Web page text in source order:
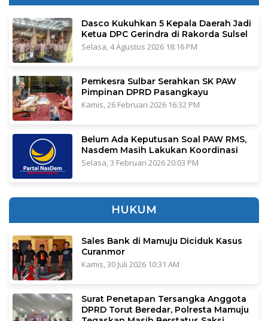
Dasco Kukuhkan 5 Kepala Daerah Jadi
Ketua DPC Gerindra di Rakorda Sulsel
Selasa, 4 Agustus 2026 18:16 PM
Pemkesra Sulbar Serahkan SK PAW
Pimpinan DPRD Pasangkayu
Kamis, 26 Februari 2026 16:32 PM
Belum Ada Keputusan Soal PAW RMS,
Nasdem Masih Lakukan Koordinasi
Selasa, 3 Februari 2026 20:03 PM
HUKUM
Sales Bank di Mamuju Diciduk Kasus
Curanmor
Kamis, 30 Juli 2026 10:31 AM
Surat Penetapan Tersangka Anggota
DPRD Torut Beredar, Polresta Mamuju